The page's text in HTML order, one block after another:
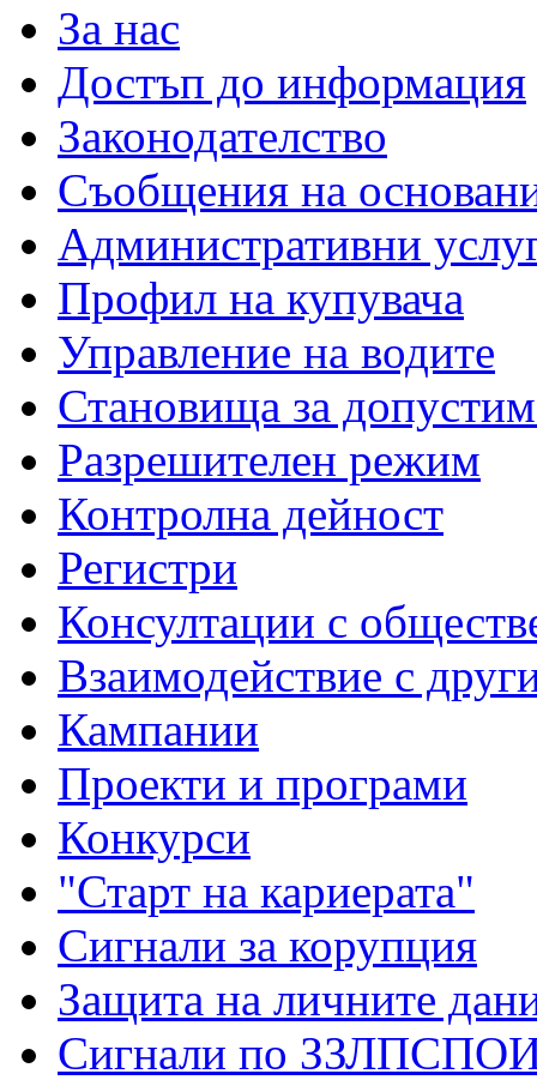
За нас
Достъп до информация
Законодателство
Съобщения на
Административни
Профил на купувача
Управление на водите
Становища за
Разрешителен режим
Контролна дейност
Регистри
Консултации с
Взаимодействие с
Кампании
Проекти и програми
Конкурси
"Старт на кариерата"
Сигнали за корупция
Защита на личните
Сигнали по